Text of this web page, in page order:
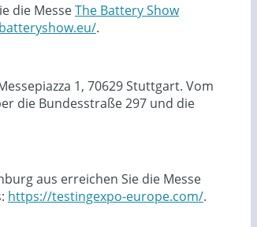
die MesseThe Battery Show
.
1, 70629 Stuttgart. Vom
die Bundesstraße 297 und die
aus erreichen Sie die Messe
https://testingexpo-europe.com/.